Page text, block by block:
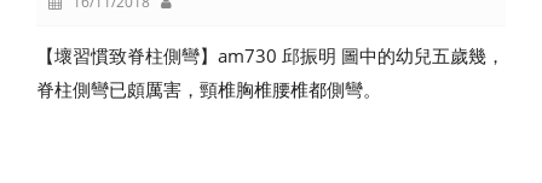
【壞習慣致脊柱側彎】am730 邱振明 圖中的幼兒五歲幾，
脊柱側彎已頗厲害，頸椎胸椎腰椎都側彎。